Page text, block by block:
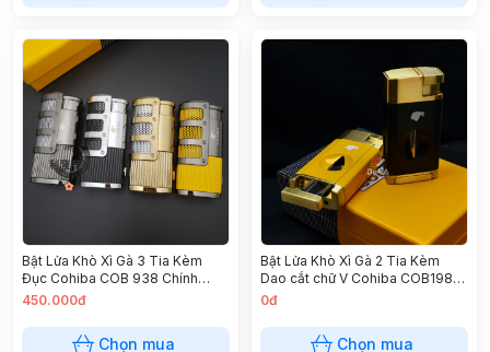
Bật Lửa Khò Xì Gà 3 Tia Kèm
Đục Cohiba COB 938 Chính
Hãng
450.000đ
Chọn mua
Bật Lửa Khò Xì Gà 2 Tia Kèm
Dao cắt chữ V Cohiba COB198
Chính Hãng
0đ
Chọn mua